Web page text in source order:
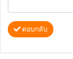
ตอบกลับ